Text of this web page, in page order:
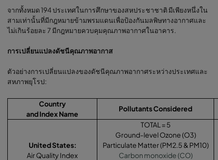
จากทั้งหมด 194 ประเทศในการศึกษาของสหประชาชาติ มีเพียงหนึ่งใน
สามเท่านั้นที่มีกฎหมายข้ามพรมแดนเพื่อป้องกันมลพิษทางอากาศและ
ไม่เกินร้อยละ 7 มีกฎหมายควบคุมคุณภาพอากาศในอาคาร.
การเปลี่ยนแปลงดัชนีคุณภาพอากาส
ตัวอย่างการเปลี่ยนแปลงของดัชนีคุณภาพอากาศระหว่างประเทศและ
สหภาพยุโรป:
Country
and Index Name
Pollutants Considered
United States:
Air Quality Index
TOTAL = 5
Ground-level Ozone (O3)
Particulate Matter (PM2.5 & PM10)
Carbon monoxide (CO)